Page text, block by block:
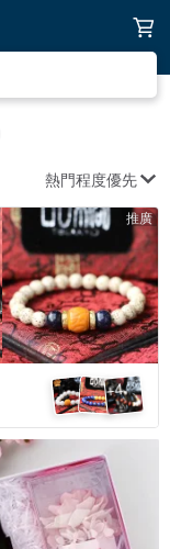
熱門程度優先
推廣
+4